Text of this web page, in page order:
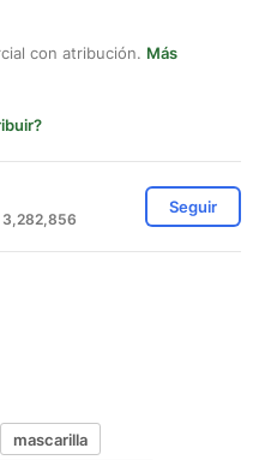
con atribución. Más
3,282,856
Seguir
mascarilla